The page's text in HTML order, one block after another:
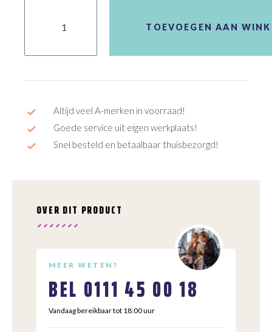
TOEVOEGEN AAN
Altijd veel A-merken in voorraad!
Goede service uit eigen werkplaats!
Snel besteld en betaalbaar thuisbezorgd!
OVER DIT PRODUCT
MEER WETEN?
BEL 0111 45 00 18
Vandaag bereikbaar tot 18:00 uur